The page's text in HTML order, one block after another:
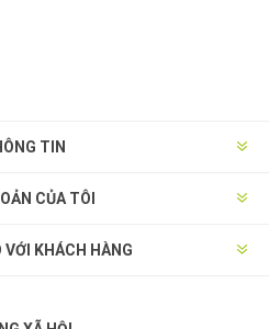
TIN
CỦA TÔI
VỚI KHÁCH HÀNG